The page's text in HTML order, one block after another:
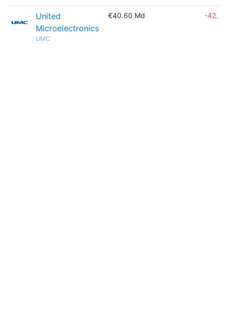
United
Microelectronics
UMC
€40.60 Md -